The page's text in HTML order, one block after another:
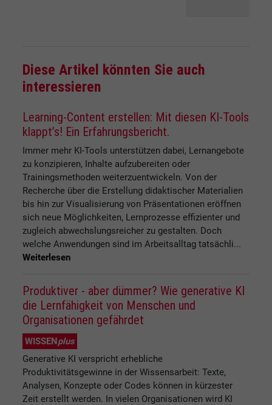
Diese Artikel könnten Sie auch
interessieren
Learning-Content erstellen: Mit diesen KI-Tools
klappt’s! Ein Erfahrungsbericht.
Immer mehr KI-Tools unterstützen dabei, Lernangebote
zu konzipieren, Inhalte aufzubereiten oder
Trainingsmethoden weiterzuentwickeln. Von der
Recherche über die Erstellung didaktischer Materialien
bis hin zur Visualisierung von Präsentationen eröffnen
sich neue Möglichkeiten, Lernprozesse effizienter und
zugleich abwechslungsreicher zu gestalten. Doch
welche Anwendungen sind im Arbeitsalltag tatsächli...
Weiterlesen
Produktiver - aber dümmer? Wie generative KI
die Lernfähigkeit von Menschen und
Organisationen gefährdet
WISSENplus
Generative KI verspricht erhebliche
Produktivitätsgewinne in der Wissensarbeit: Texte,
Analysen, Konzepte oder Codes können in kürzester
Zeit erstellt werden. In vielen Organisationen wird KI